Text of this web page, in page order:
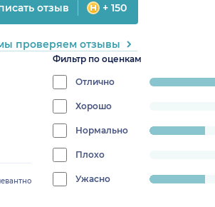
Фильтр по оценкам
Отлично
progress:
50%
Хорошо
Нормально
Плохо
Ужасно
отзыв + 150
проверяем отзывы